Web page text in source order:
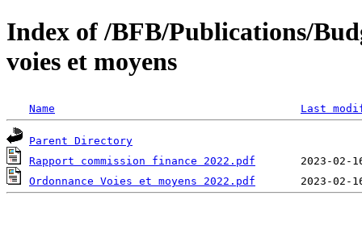
Index of /BFB/Publications/
voies et moyens
Name Last
Parent Directory
Rapport commission finance 2022.pdf
Ordonnance Voies et moyens 2022.pdf